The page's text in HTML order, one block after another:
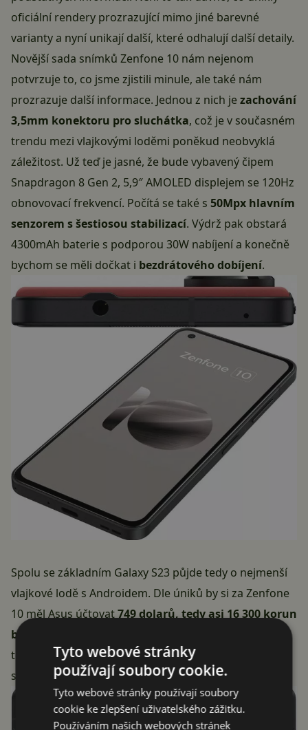
oficiální rendery prozrazující mimo jiné barevné
varianty a nyní unikají další, které odhalují další detaily.
Novější sada snímků Zenfone 10 nám nejenom
potvrzuje to, co jsme zjistili minule, ale také nám
prozrazuje další informace. Jednou z nich jezachování
3,5mm konektoru pro sluchátka, což je v současném
trendu mezi vlajkovými loděmi poněkud neobvyklá
záležitost. Už teď je jasné, že bude vybavený čipem
Snapdragon 8 Gen 2, 5,9″ AMOLED displejem se 120Hz
obnovovací frekvencí. Počítá se také s 50Mpx hlavním
senzorem s šestiosou stabilizací. Výdrž pak obstará
4300mAh baterie s podporou 30W nabíjení a konečně
bychom se měli dočkat i bezdrátového dobíjení.
Spolu se základním Galaxy S23 půjde tedy o nejmenší
vlajkové lodě s Androidem. Dle úniků by si za Zenfone
10 měl Asus účtovat749 dolarů, tedy asi 16 300 korun
bez daně
tchajwanský telefon do 20 000 korun, což by byla
solidní nabídka.
Tyto webové stránky
používají soubory cookie.
Tyto webové stránky používají soubory
cookie ke zlepšení uživatelského zážitku.
Používáním našich webových stránek